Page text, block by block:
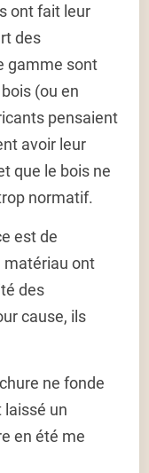
ont fait leur
des
gamme sont
(ou en
pensaient
avoir leur
que le bois ne
normatif.
est de
matériau ont
des
cause, ils
ne fonde
laissé un
en été me